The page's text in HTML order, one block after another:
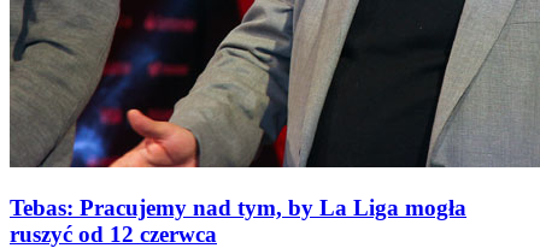
Tebas: Pracujemy nad tym, by La Liga mogła
ruszyć od 12 czerwca